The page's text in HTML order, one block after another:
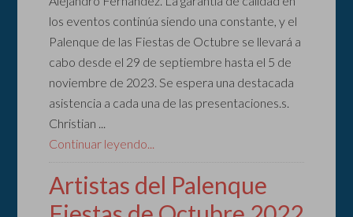
los eventos continúa siendo una constante, y el
Palenque de las Fiestas de Octubre se llevará a
cabo desde el 29 de septiembre hasta el 5 de
noviembre de 2023. Se espera una destacada
asistencia a cada una de las presentaciones.s.
Christian ...
Continuar leyendo...
Artistas del Palenque